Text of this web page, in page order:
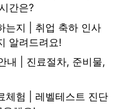
간은?
는지 | 취업 축하 인사
알려드려요!
내 | 진료절차, 준비물,
체험 | 레벨테스트 진단